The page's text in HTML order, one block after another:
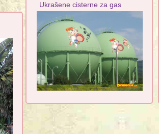
Ukrašene cisterne za gas